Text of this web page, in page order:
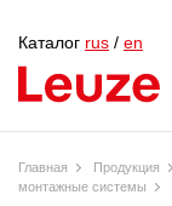
Каталог rus / en
Главная Продукция
монтажные системы